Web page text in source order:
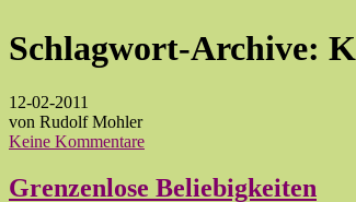
Schlagwort-Archive:
12-02-2011
von Rudolf Mohler
Keine Kommentare
Grenzenlose Beliebigkeiten